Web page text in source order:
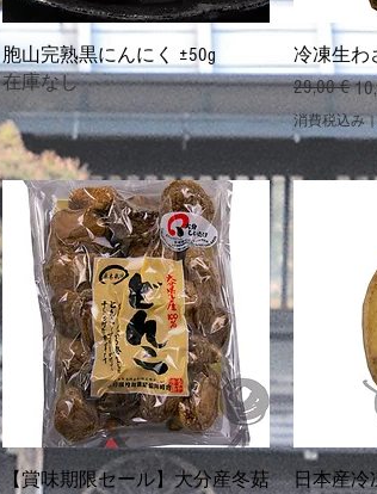
クイックビュー
胞山完熟黒にんにく ±50g
在庫なし
冷凍生わ
通常価格
29,00 €
セール価
消費税込み
クイックビュー
【賞味期限セール】大分産冬菇
日本産冷